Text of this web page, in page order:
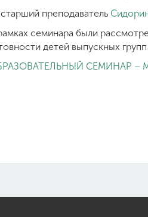
26-20
старший преподаватель
семинара были
детей выпускных
СЕМИНАР –